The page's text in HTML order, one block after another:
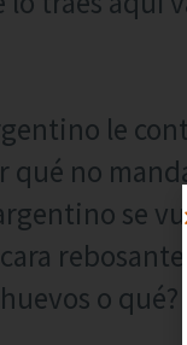
le
qué no
se
o qué?